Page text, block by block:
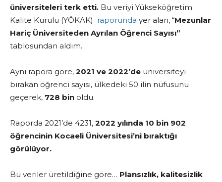
üniversiteleri terk etti. Bu veriyi Yükseköğretim
Kalite Kurulu (YÖKAK) raporunda yer alan, “Mezunlar
Hariç Üniversiteden Ayrılan Öğrenci Sayısı”
tablosundan aldım.
Aynı rapora göre, 2021 ve 2022’de üniversiteyi
bırakan öğrenci sayısı, ülkedeki 50 ilin nüfusunu
geçerek, 728 bin oldu.
Raporda 2021’de 4231, 2022 yılında 10 bin 902
öğrencinin Kocaeli Üniversitesi’ni bıraktığı
görülüyor.
Bu veriler üretildiğine göre… Plansızlık, kalitesizlik